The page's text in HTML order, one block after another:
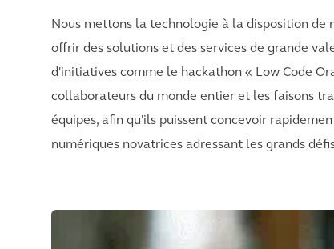
Nous mettons la technologie à la disposition de
offrir des solutions et des services de grande
d'initiatives comme le hackathon « Low Code
collaborateurs du monde entier et les faisons
équipes, afin qu'ils puissent concevoir
numériques novatrices adressant les grands